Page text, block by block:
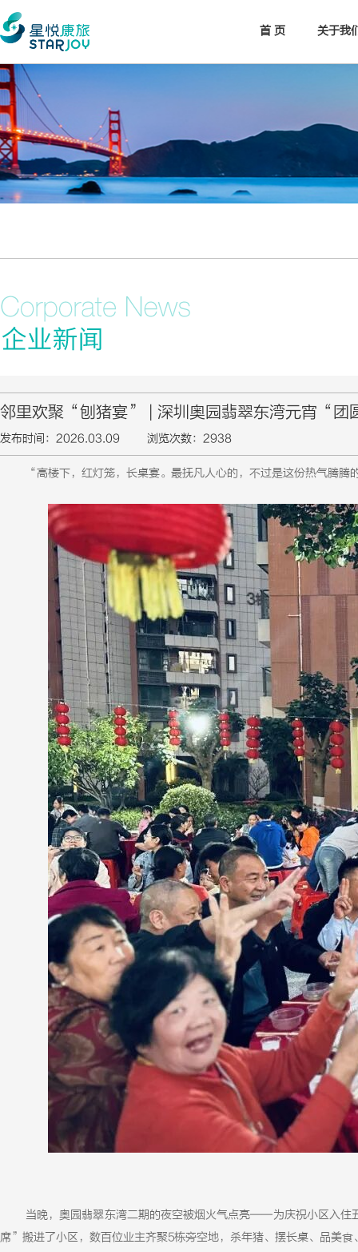
首 页 关于我
邻里欢聚“刨猪宴” | 深圳奥园翡翠东湾元宵“
发布时间：2026.03.09 浏览次数：2938
“高楼下，红灯笼，长桌宴。最抚凡人心的，不过是这份热气腾
当晚，奥园翡翠东湾二期的夜空被烟火气点亮——为庆祝小区入
席”搬进了小区，数百位业主齐聚5栋旁空地，杀年猪、摆长桌、品